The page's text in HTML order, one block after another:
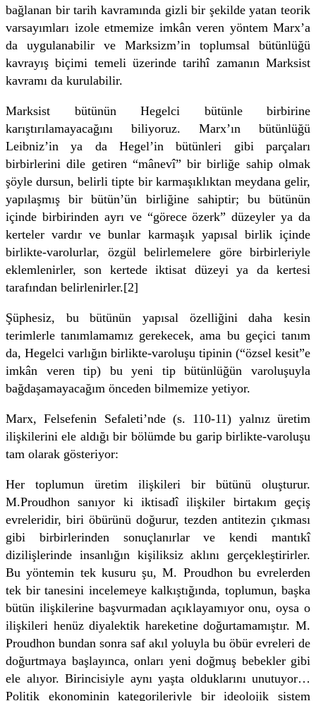
bağlanan bir tarih kavramında gizli bir şekilde yatan teorik
varsayımları izole etmemize imkân veren yöntem Marx’a
da uygulanabilir ve Marksizm’in toplumsal bütünlüğü
kavrayış biçimi temeli üzerinde tarihî zamanın Marksist
kavramı da kurulabilir.
Marksist bütünün Hegelci bütünle birbirine
karıştırılamayacağını biliyoruz. Marx’ın bütünlüğü
Leibniz’in ya da Hegel’in bütünleri gibi parçaları
birbirlerini dile getiren “mânevî” bir birliğe sahip olmak
şöyle dursun, belirli tipte bir karmaşıklıktan meydana gelir,
yapılaşmış bir bütün’ün birliğine sahiptir; bu bütünün
içinde birbirinden ayrı ve “görece özerk” düzeyler ya da
kerteler vardır ve bunlar karmaşık yapısal birlik içinde
birlikte-varolurlar, özgül belirlemelere göre birbirleriyle
eklemlenirler, son kertede iktisat düzeyi ya da kertesi
tarafından belirlenirler.[2]
Şüphesiz, bu bütünün yapısal özelliğini daha kesin
terimlerle tanımlamamız gerekecek, ama bu geçici tanım
da, Hegelci varlığın birlikte-varoluşu tipinin (“özsel kesit”e
imkân veren tip) bu yeni tip bütünlüğün varoluşuyla
bağdaşamayacağım önceden bilmemize ye­tiyor.
Marx, Felsefenin Sefaleti’nde (s. 110-11) yalnız üretim
ilişkilerini ele aldığı bir bölümde bu garip birlikte-varoluşu
tam olarak gösteriyor:
Her toplumun üretim ilişkileri bir bütünü oluşturur.
M.Proudhon sanıyor ki iktisadî ilişkiler birtakım geçiş
evreleridir, biri öbürünü doğurur, tezden antitezin çıkması
gibi birbirlerinden sonuçlanırlar ve kendi mantıkî
dizilişlerinde insanlığın kişiliksiz aklını gerçekleştirirler.
Bu yöntemin tek kusuru şu, M. Proudhon bu evrelerden
tek bir tanesini incelemeye kalkıştığında, toplumun, başka
bütün ilişkilerine başvurmadan açıklayamıyor onu, oysa o
ilişkileri henüz diyalektik hareketine doğurtamamıştır. M.
Proudhon bundan sonra saf akıl yoluyla bu öbür evreleri de
doğurtmaya başlayınca, onları yeni doğmuş bebekler gibi
ele alıyor. Birincisiyle aynı yaşta olduklarını unu­tuyor…
Politik ekonominin kategorileriyle bir ideolojik sistem